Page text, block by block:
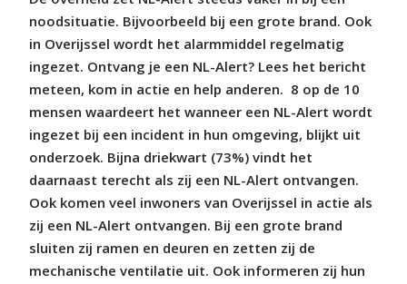
noodsituatie. Bijvoorbeeld bij een grote brand. Ook
in Overijssel wordt het alarmmiddel regelmatig
ingezet. Ontvang je een NL-Alert? Lees het bericht
meteen, kom in actie en help anderen. 8 op de 10
mensen waardeert het wanneer een NL-Alert wordt
ingezet bij een incident in hun omgeving, blijkt uit
onderzoek. Bijna driekwart (73%) vindt het
daarnaast terecht als zij een NL-Alert ontvangen.
Ook komen veel inwoners van Overijssel in actie als
zij een NL-Alert ontvangen. Bij een grote brand
sluiten zij ramen en deuren en zetten zij de
mechanische ventilatie uit. Ook informeren zij hun